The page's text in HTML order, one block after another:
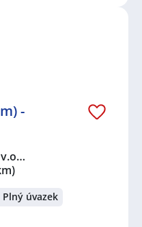
-
Plný úvazek